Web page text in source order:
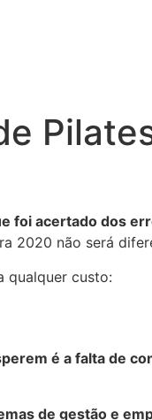
foi acertado dos
2020 não será
qualquer custo:
é a falta de
de gestão e